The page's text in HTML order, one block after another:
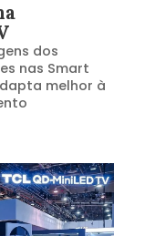
dos
nas Smart
melhor à